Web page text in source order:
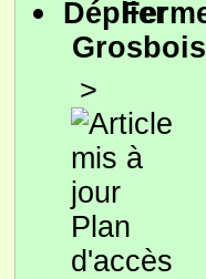
Grosbois
>
Plan
d'accès